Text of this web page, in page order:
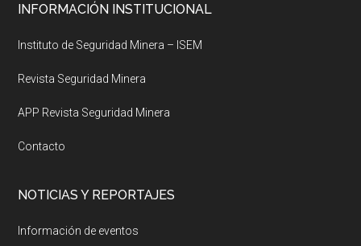
Footer
INFORMACIÓN INSTITUCIONAL
Instituto de Seguridad Minera – ISEM
Revista Seguridad Minera
APP Revista Seguridad Minera
Contacto
NOTICIAS Y REPORTAJES
Información de eventos